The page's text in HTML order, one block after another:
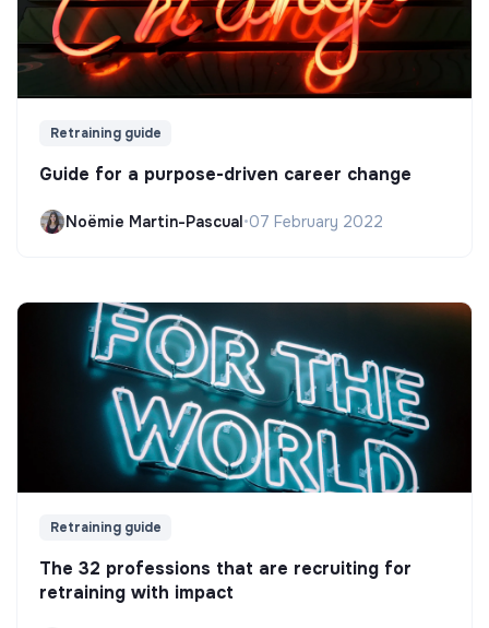
Retraining guide
Guide for a purpose-driven career change
Noëmie Martin-Pascual•07 February 2022
Retraining guide
The 32 professions that are recruiting for
retraining with impact